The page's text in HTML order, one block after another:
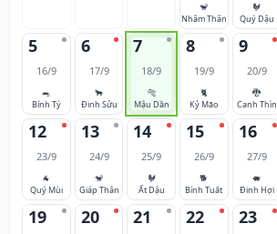
🐒
Nhâm Thân
🐓
Quý Dậu
5
16/9
🐀
Bính Tý
6
17/9
🐂
Đinh Sửu
7
18/9
🐅
Mậu Dần
8
19/9
🐈
Kỷ Mão
9
20/9
🐉
Canh Thìn
12
23/9
🐐
Quý Mùi
13
24/9
🐒
Giáp Thân
14
25/9
🐓
Ất Dậu
15
26/9
🐕
Bính Tuất
16
27/9
🐖
Đinh Hợi
19 20 21 22 23